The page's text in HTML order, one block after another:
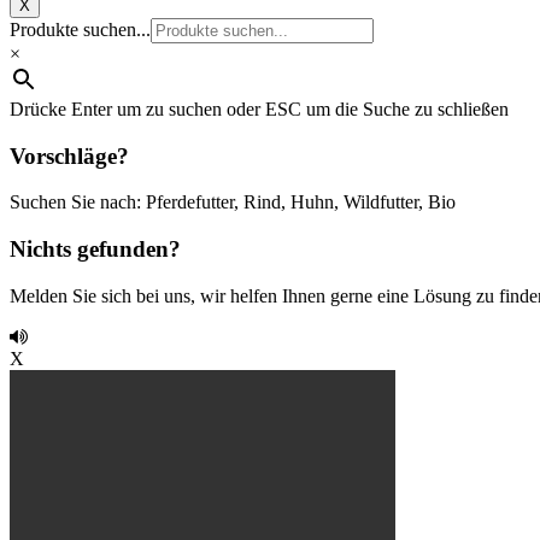
X
Produkte suchen...
×
Drücke Enter um zu suchen oder ESC um die Suche zu schließen
Vorschläge?
Suchen Sie nach: Pferdefutter, Rind, Huhn, Wildfutter, Bio
Nichts gefunden?
Melden Sie sich bei uns, wir helfen Ihnen gerne eine Lösung zu
X